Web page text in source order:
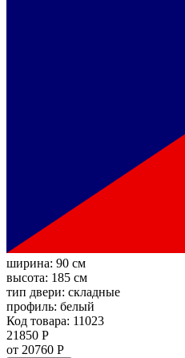
ширина: 90 см
высота: 185 см
тип двери: складные
профиль: белый
Код товара: 11023
21850 Р
от 20760 Р